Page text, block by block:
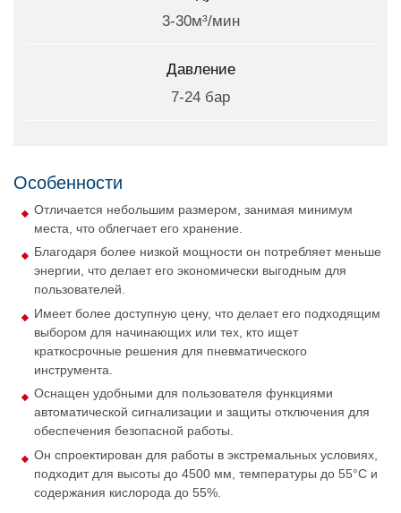
3-30м³/мин
Давление
7-24 бар
Особенности
Отличается небольшим размером, занимая минимум
места, что облегчает его хранение.
Благодаря более низкой мощности он потребляет меньше
энергии, что делает его экономически выгодным для
пользователей.
Имеет более доступную цену, что делает его подходящим
выбором для начинающих или тех, кто ищет
краткосрочные решения для пневматического
инструмента.
Оснащен удобными для пользователя функциями
автоматической сигнализации и защиты отключения для
обеспечения безопасной работы.
Он спроектирован для работы в экстремальных условиях,
подходит для высоты до 4500 мм, температуры до 55°C и
содержания кислорода до 55%.